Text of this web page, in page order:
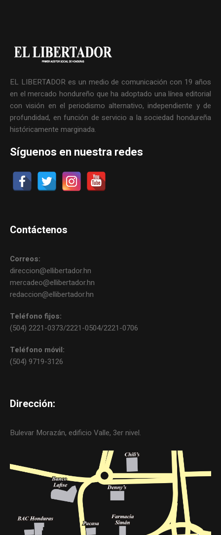
EL LIBERTADOR es un medio de comunicación con 19 años
en el mercado hondureño que ha adoptado una línea editorial
con visión en el periodismo alternativo, independiente y de
profundidad, en función de servicio a la sociedad hondureña
históricamente marginada.
Síguenos en nuestra redes
Contáctenos
Correos:
direccion@ellibertador.hn
mercadeo@ellibertador.hn
redaccion@ellibertador.hn
Teléfono fijos:
(504) 2221-0373/2221-0504/2221-0706
Teléfono móvil:
(504) 9719-3126
Dirección:
Bulevar Morazán, edificio Valle, 3er nivel.